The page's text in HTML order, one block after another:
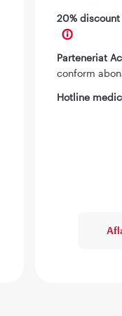
20%
Parteneriat
conform
Hotline